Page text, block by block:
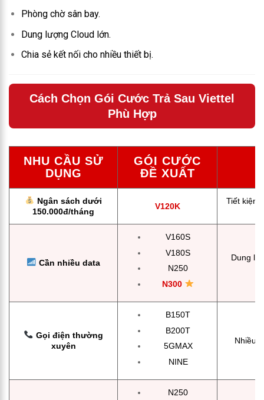
Phòng chờ sân bay.
Dung lượng Cloud lớn.
Chia sẻ kết nối cho nhiều thiết bị.
Cách Chọn Gói Cước Trả Sau Viettel
Phù Hợp
NHU CẦU SỬ
DỤNG
GÓI CƯỚC
ĐỀ XUẤT
Ngân sách dưới
150.000đ/tháng
V120K
Tiết kiệm
Cần nhiều data
V160S
V180S
N250
N300
Dung
Gọi điện thường
xuyên
B150T
B200T
5GMAX
NINE
Nhiều
N250